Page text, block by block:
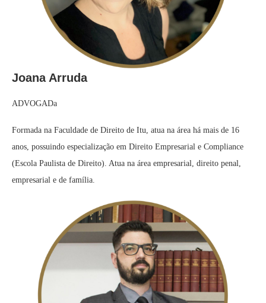
Joana Arruda
ADVOGADa
Formada na Faculdade de Direito de Itu, atua na área há mais de 16
anos, possuindo especialização em Direito Empresarial e Compliance
(Escola Paulista de Direito). Atua na área empresarial, direito penal,
empresarial e de família.